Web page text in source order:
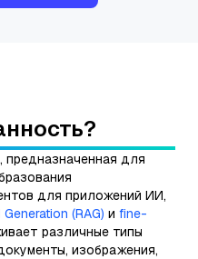
для
для приложений ИИ,
(RAG) и fine-
различные типы
изображения,